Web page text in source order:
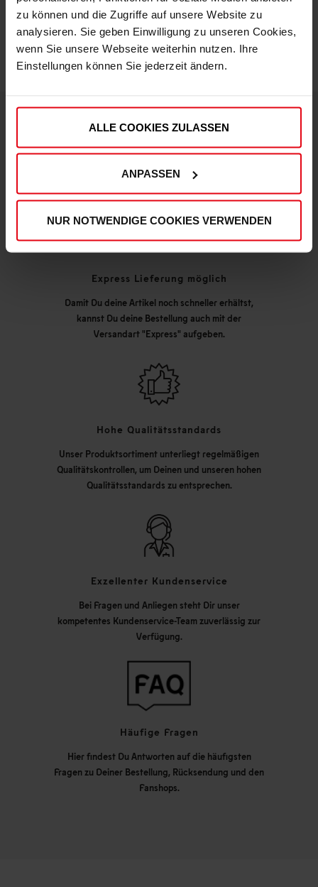
zu können und die Zugriffe auf unsere Website zu
analysieren. Sie geben Einwilligung zu unseren Cookies,
wenn Sie unsere Webseite weiterhin nutzen. Ihre
Einstellungen können Sie jederzeit ändern.
ALLE COOKIES ZULASSEN
ANPASSEN
NUR NOTWENDIGE COOKIES VERWENDEN
IN DEN WARENKORB
DEINE VORTEILE IN UNSEREM SHOP
Express Lieferung möglich
Damit Du deine Artikel noch schneller erhältst,
kannst Du deine Bestellung auch mit der
Versandart "Express" aufgeben.
Hohe Qualitätsstandards
Unser Produktsortiment unterliegt regelmäßigen
Qualitätskontrollen, um Deinen und unseren hohen
Qualitätsstandards zu entsprechen.
Exzellenter Kundenservice
Bei Fragen und Anliegen steht Dir unser
kompetentes Kundenservice-Team zuverlässig zur
Verfügung.
Häufige Fragen
Hier findest Du Antworten auf die häufigsten
Fragen zu Deiner Bestellung, Rücksendung und den
Fanshops.